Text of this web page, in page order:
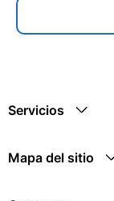
Servicios
Mapa del sitio